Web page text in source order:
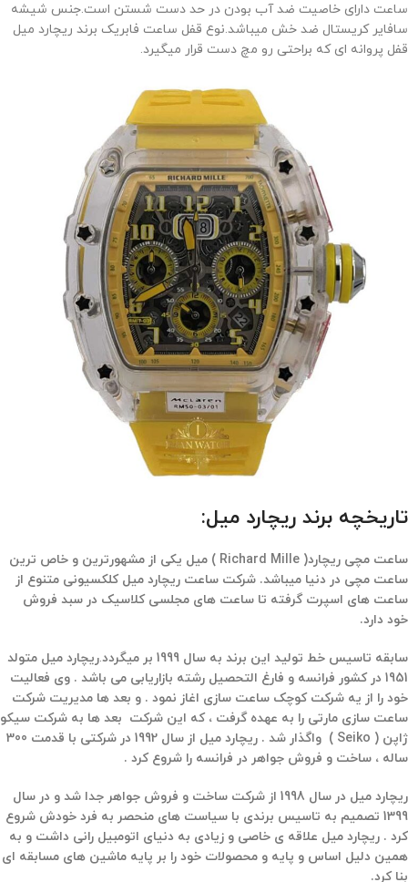
ساعت دارای خاصیت ضد آب بودن در حد دست شستن است.جنس شیشه
سافایر کریستال ضد خش میباشد.نوع قفل ساعت فابریک برند ریچارد میل
قفل پروانه ای که براحتی رو مچ دست قرار میگیرد.
تاریخچه برند ریچارد میل:
ساعت مچی ریچارد( Richard Mille ) میل یکی از مشهورترین و خاص ترین
ساعت مچی در دنیا میباشد. شرکت ساعت ریچارد میل کلکسیونی متنوع از
ساعت های اسپرت گرفته تا ساعت های مجلسی کلاسیک در سبد فروش
خود دارد.
سابقه تاسیس خط تولید این برند به سال 1999 بر میگردد .ریچارد میل متولد
1951 در کشور فرانسه و فارغ التحصیل رشته بازاریابی می باشد . وی فعالیت
خود را از یه شرکت کوچک ساعت سازی اغاز نمود . و بعد ها مدیریت شرکت
ساعت سازی مارتی را به عهده گرفت ، که این شرکت بعد ها به شرکت سیکو
ژاپن ( Seiko ) واگذار شد . ریچارد میل از سال 1992 در شرکتی با قدمت 300
ساله ، ساخت و فروش جواهر در فرانسه را شروع کرد .
ریچارد میل در سال 1998 از شرکت ساخت و فروش جواهر جدا شد و در سال
1399 تصمیم به تاسیس برندی با سیاست های منحصر به فرد خودش شروع
کرد . ریچارد میل علاقه ی خاصی و زیادی به دنیای اتومبیل رانی داشت و به
همین دلیل اساس و پایه و محصولات خود را بر پایه ماشین های مسابقه ای
بنا کرد.